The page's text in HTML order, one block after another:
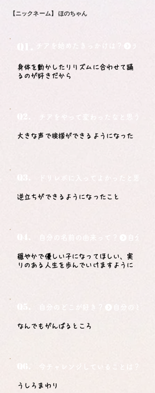
【ニックネーム】 ほのちゃん
身体を動かしたりリズムに合わせて踊
るのが好きだから
Q2. チアをやって変わったなと思うこと
大きな声で挨拶ができるようになった
逆立ちができるようになったこと
Q4. 自分の名前の由来って？
穏やかで優しい子になってほしい、実
りのある人生を歩んでいけますように
Q5. 自分のどこが好き？
なんでもがんばるところ
今チャレンジしていることは？
うしろまわり